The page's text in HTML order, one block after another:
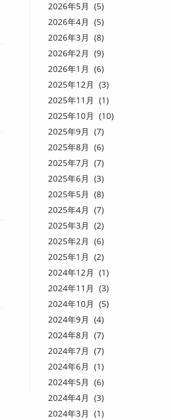
2026
5
5
2026
4
5
2026
3
8
2026
2
9
2026
1
6
2025
12
3
2025
11
1
2025
10
10
2025
9
7
2025
8
6
2025
7
7
2025
6
3
2025
5
8
2025
4
7
2025
3
2
2025
2
6
2025
1
2
2024
12
1
2024
11
3
2024
10
5
2024
9
4
2024
8
7
2024
7
7
2024
6
1
2024
5
6
2024
4
3
2024
3
1